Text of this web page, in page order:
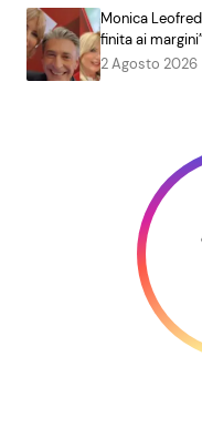
Monica
finita ai
2 Agosto 2026